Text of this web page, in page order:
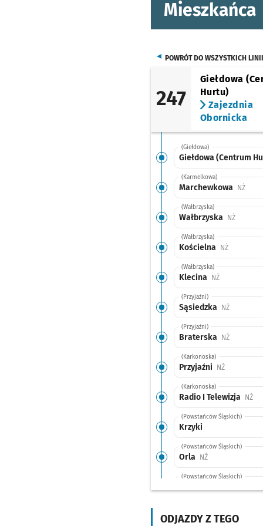
Mieszkańca
POWRÓT DO WSZYSTKICH LINII
247
Giełdowa
Hurtu)
Zajezdnia
Obornicka
(Giełdowa)
Giełdowa (Centrum
(Karmelkowa)
Marchewkowa NŻ
(Wałbrzyska)
Wałbrzyska NŻ
(Wałbrzyska)
Kościelna NŻPrzystanek
(Wałbrzyska)
Klecina NŻPrzystanek
(Przyjaźni)
Sąsiedzka NŻ
(Przyjaźni)
Braterska NŻ
(Karkonoska)
Przyjaźni NŻPrzystanek
(Karkonoska)
Radio I Telewizja NŻ
(Powstańców Śląskich)
Krzyki
(Powstańców Śląskich)
Orla NŻPrzystanek na
(Powstańców Śląskich)
Hallera NŻPrzystanek na
ODJAZDY Z TEGO